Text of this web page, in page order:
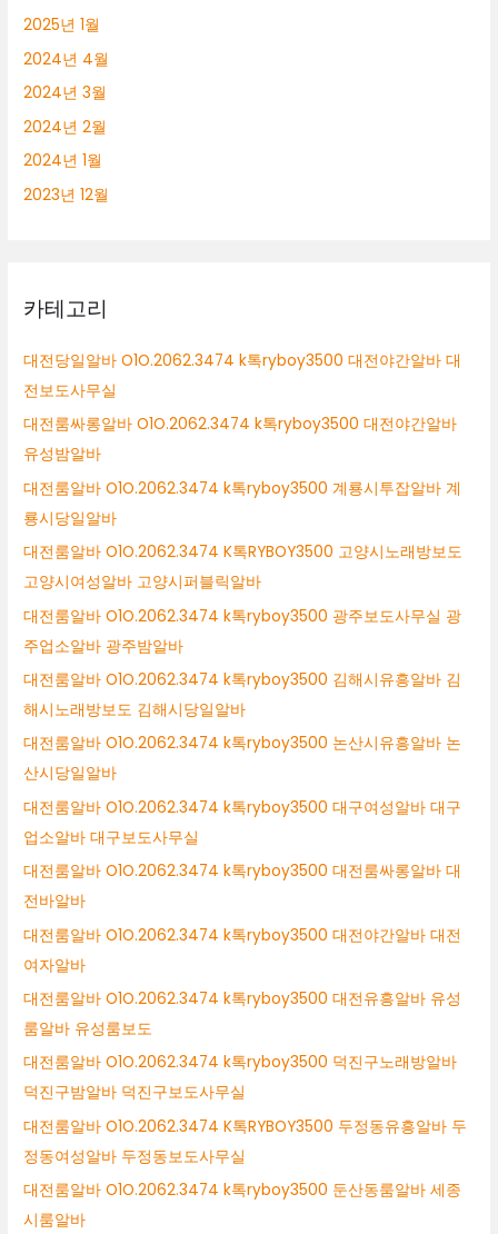
2025년 1월
2024년 4월
2024년 3월
2024년 2월
2024년 1월
2023년 12월
카테고리
대전당일알바 O1O.2062.3474 k톡ryboy3500 대전야간알바 대
전보도사무실
대전룸싸롱알바 O1O.2062.3474 k톡ryboy3500 대전야간알바
유성밤알바
대전룸알바 O1O.2062.3474 k톡ryboy3500 계룡시투잡알바 계
룡시당일알바
대전룸알바 O1O.2062.3474 K톡RYBOY3500 고양시노래방보도
고양시여성알바 고양시퍼블릭알바
대전룸알바 O1O.2062.3474 k톡ryboy3500 광주보도사무실 광
주업소알바 광주밤알바
대전룸알바 O1O.2062.3474 k톡ryboy3500 김해시유흥알바 김
해시노래방보도 김해시당일알바
대전룸알바 O1O.2062.3474 k톡ryboy3500 논산시유흥알바 논
산시당일알바
대전룸알바 O1O.2062.3474 k톡ryboy3500 대구여성알바 대구
업소알바 대구보도사무실
대전룸알바 O1O.2062.3474 k톡ryboy3500 대전룸싸롱알바 대
전바알바
대전룸알바 O1O.2062.3474 k톡ryboy3500 대전야간알바 대전
여자알바
대전룸알바 O1O.2062.3474 k톡ryboy3500 대전유흥알바 유성
룸알바 유성룸보도
대전룸알바 O1O.2062.3474 k톡ryboy3500 덕진구노래방알바
덕진구밤알바 덕진구보도사무실
대전룸알바 O1O.2062.3474 K톡RYBOY3500 두정동유흥알바 두
정동여성알바 두정동보도사무실
대전룸알바 O1O.2062.3474 k톡ryboy3500 둔산동룸알바 세종
시룸알바